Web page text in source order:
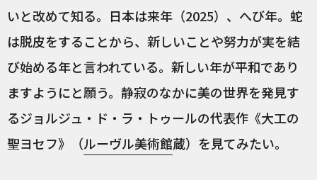
いと改めて知る。日本は来年（2025）、へび年。蛇
は脱皮をすることから、新しいことや努力が実を結
び始める年と言われている。新しい年が平和であり
ますようにと願う。静寂のなかに美の世界を発見す
るジョルジュ・ド・ラ・トゥールの代表作《大工の
聖ヨセフ》（ルーヴル美術館蔵）を見てみたい。